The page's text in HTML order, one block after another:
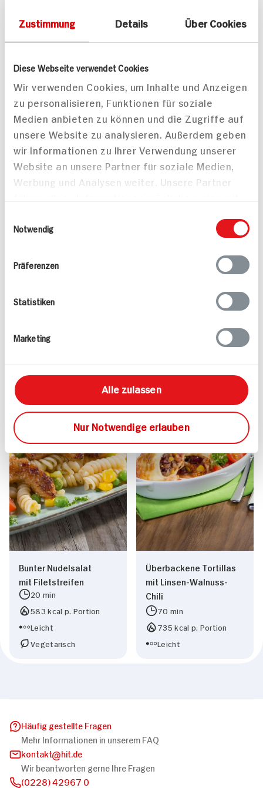
Zustimmung Details Über Cookies
Diese Webseite verwendet Cookies
Wir verwenden Cookies, um Inhalte und Anzeigen
zu personalisieren, Funktionen für soziale
Medien anbieten zu können und die Zugriffe auf
unsere Website zu analysieren. Außerdem geben
wir Informationen zu Ihrer Verwendung unserer
Website an unsere Partner für soziale Medien,
Werbung und Analysen weiter. Unsere Partner
bereitgestellt haben oder die sie im Rahmen
Notwendig
Präferenzen
Statistiken
Marketing
Alle zulassen
Nur Notwendige erlauben
480 kcal p. Portion
Leicht
860 kcal p. Portion
Leicht
Chili Sin Carne mit roten
Linsen
65 min
Leicht
Bunter Nudelsalat
mit Filetstreifen
20 min
583 kcal p. Portion
Leicht
Vegetarisch
Überbackene Tortillas
mit Linsen-Walnuss-
Chili
70 min
735 kcal p. Portion
Leicht
Häufig gestellte Fragen
Mehr Informationen in unserem FAQ
kontakt
hit.de
Wir beantworten gerne Ihre Fragen
(0228) 42967 0